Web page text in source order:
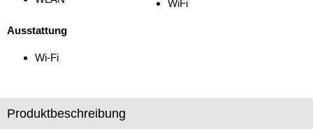
WiFi
Ausstattung
Wi-Fi
Produktbeschreibung